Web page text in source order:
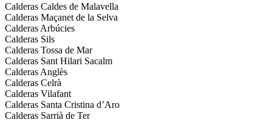
Calderas Caldes de Malavella
Calderas Maçanet de la Selva
Calderas Arbúcies
Calderas Sils
Calderas Tossa de Mar
Calderas Sant Hilari Sacalm
Calderas Anglès
Calderas Celrà
Calderas Vilafant
Calderas Santa Cristina d’Aro
Calderas Sarrià de Ter